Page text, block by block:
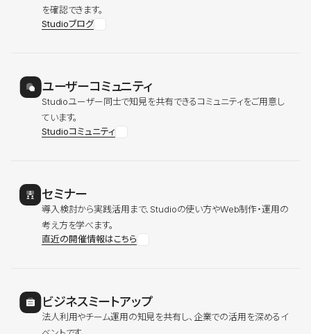
を確認できます。
Studioブログ
ユーザーコミュニティ
Studioユーザー同士で知見を共有できるコミュニティをご用意し
ています。
Studioコミュニティ
セミナー
導入検討から実践活用まで、Studioの使い方やWeb制作・運用の
考え方を学べます。
直近の開催情報はこちら
ビジネスミートアップ
法人利用やチーム運用の知見を共有し、企業での活用を深めるイ